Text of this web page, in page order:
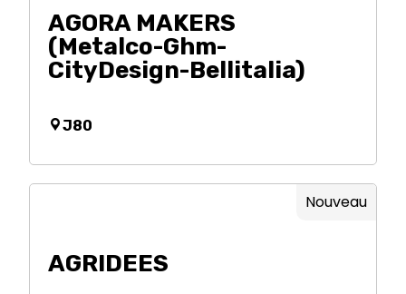
AGORA MAKERS
(Metalco-Ghm-
CityDesign-Bellitalia)
J80
AGRIDEES
Nouveau